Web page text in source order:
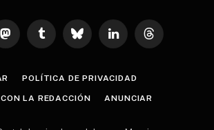
MastodonTumblr Bluesky LinkedInThreads
POLÍTICA DE PRIVACIDAD
LA REDACCIÓN ANUNCIAR